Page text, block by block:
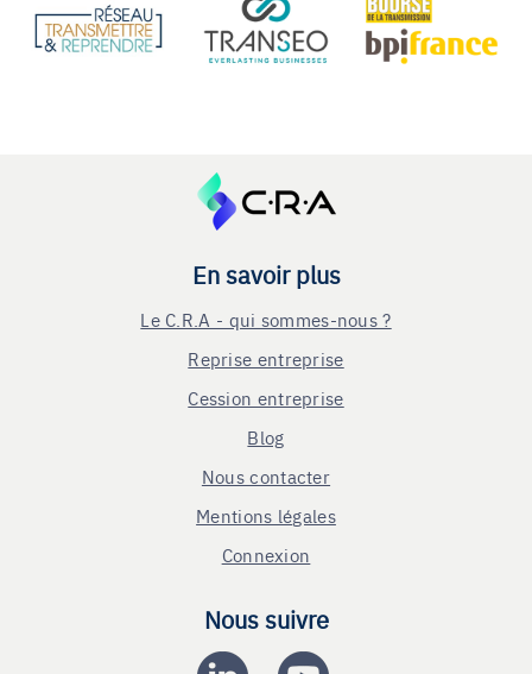
En savoir plus
Le C.R.A - qui sommes-nous ?
Reprise entreprise
Cession entreprise
Blog
Nous contacter
Mentions légales
Connexion
Nous suivre